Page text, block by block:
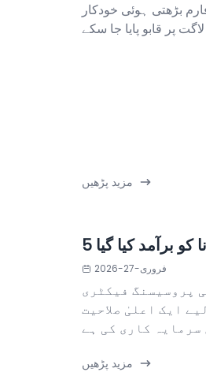
بڑھتی ہوئی خودکار
مزید پڑھیں
فروری-27-2026
پروسیسنگ فیکٹری
ایک اعلیٰ صلاحیت
مزید پڑھیں